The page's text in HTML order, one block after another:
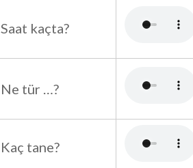
Saat kaçta?
Ne tür …?
Kaç tane?